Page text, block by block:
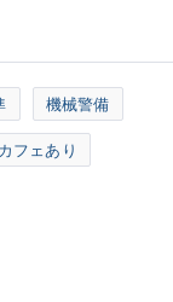
機械警備
カフェあり